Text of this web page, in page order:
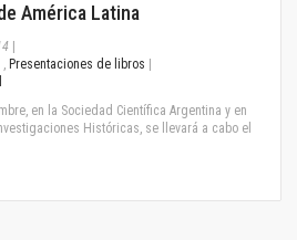
América Latina
, Presentaciones de libros
en la Sociedad Científica Argentina y en
Históricas, se llevará a cabo el